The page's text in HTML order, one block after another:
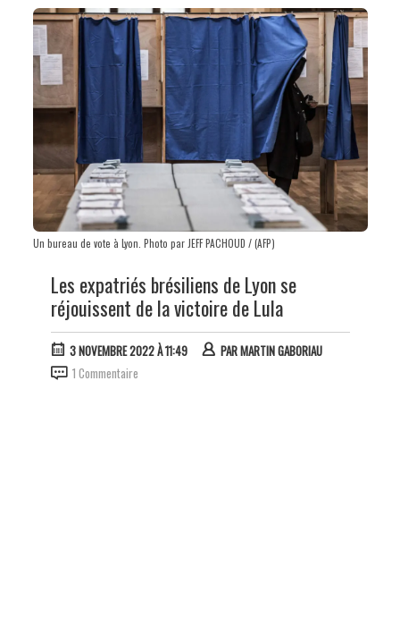
Un bureau de vote à Lyon. Photo par JEFF PACHOUD / (AFP)
Les expatriés brésiliens de Lyon se
réjouissent de la victoire de Lula
3 NOVEMBRE 2022 À 11:49 PARMARTIN GABORIAU
1 Commentaire